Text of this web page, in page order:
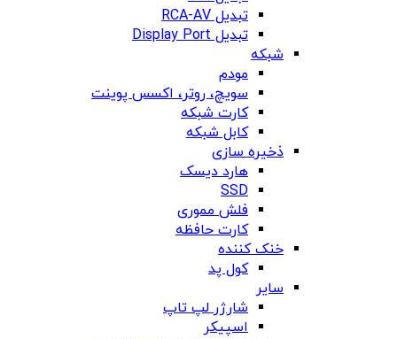
تبدیل RCA-AV
تبدیل Display Port
شبکه
مودم
سویچ، روتر، اکسس پوینت
کارت شبکه
کابل شبکه
ذخیره سازی
هارد دیسک
SSD
فلش مموری
کارت حافظه
خنک کننده
کول پد
سایر
شارژر لپ تاپ
اسپیکر